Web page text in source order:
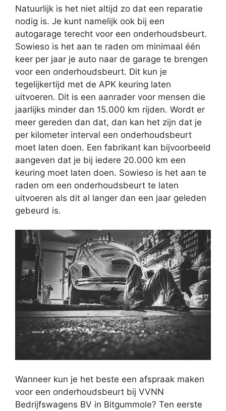
Natuurlijk is het niet altijd zo dat een reparatie
nodig is. Je kunt namelijk ook bij een
autogarage terecht voor een onderhoudsbeurt.
Sowieso is het aan te raden om minimaal één
keer per jaar je auto naar de garage te brengen
voor een onderhoudsbeurt. Dit kun je
tegelijkertijd met de APK keuring laten
uitvoeren. Dit is een aanrader voor mensen die
jaarlijks minder dan 15.000 km rijden. Wordt er
meer gereden dan dat, dan kan het zijn dat je
per kilometer interval een onderhoudsbeurt
moet laten doen. Een fabrikant kan bijvoorbeeld
aangeven dat je bij iedere 20.000 km een
keuring moet laten doen. Sowieso is het aan te
raden om een onderhoudsbeurt te laten
uitvoeren als dit al langer dan een jaar geleden
gebeurd is.
Wanneer kun je het beste een afspraak maken
voor een onderhoudsbeurt bij VVNN
Bedrijfswagens BV in Bitgummole? Ten eerste